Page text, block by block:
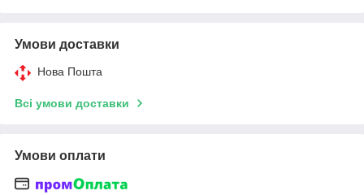
Умови доставки
Нова Пошта
Всі умови доставки
Умови оплати